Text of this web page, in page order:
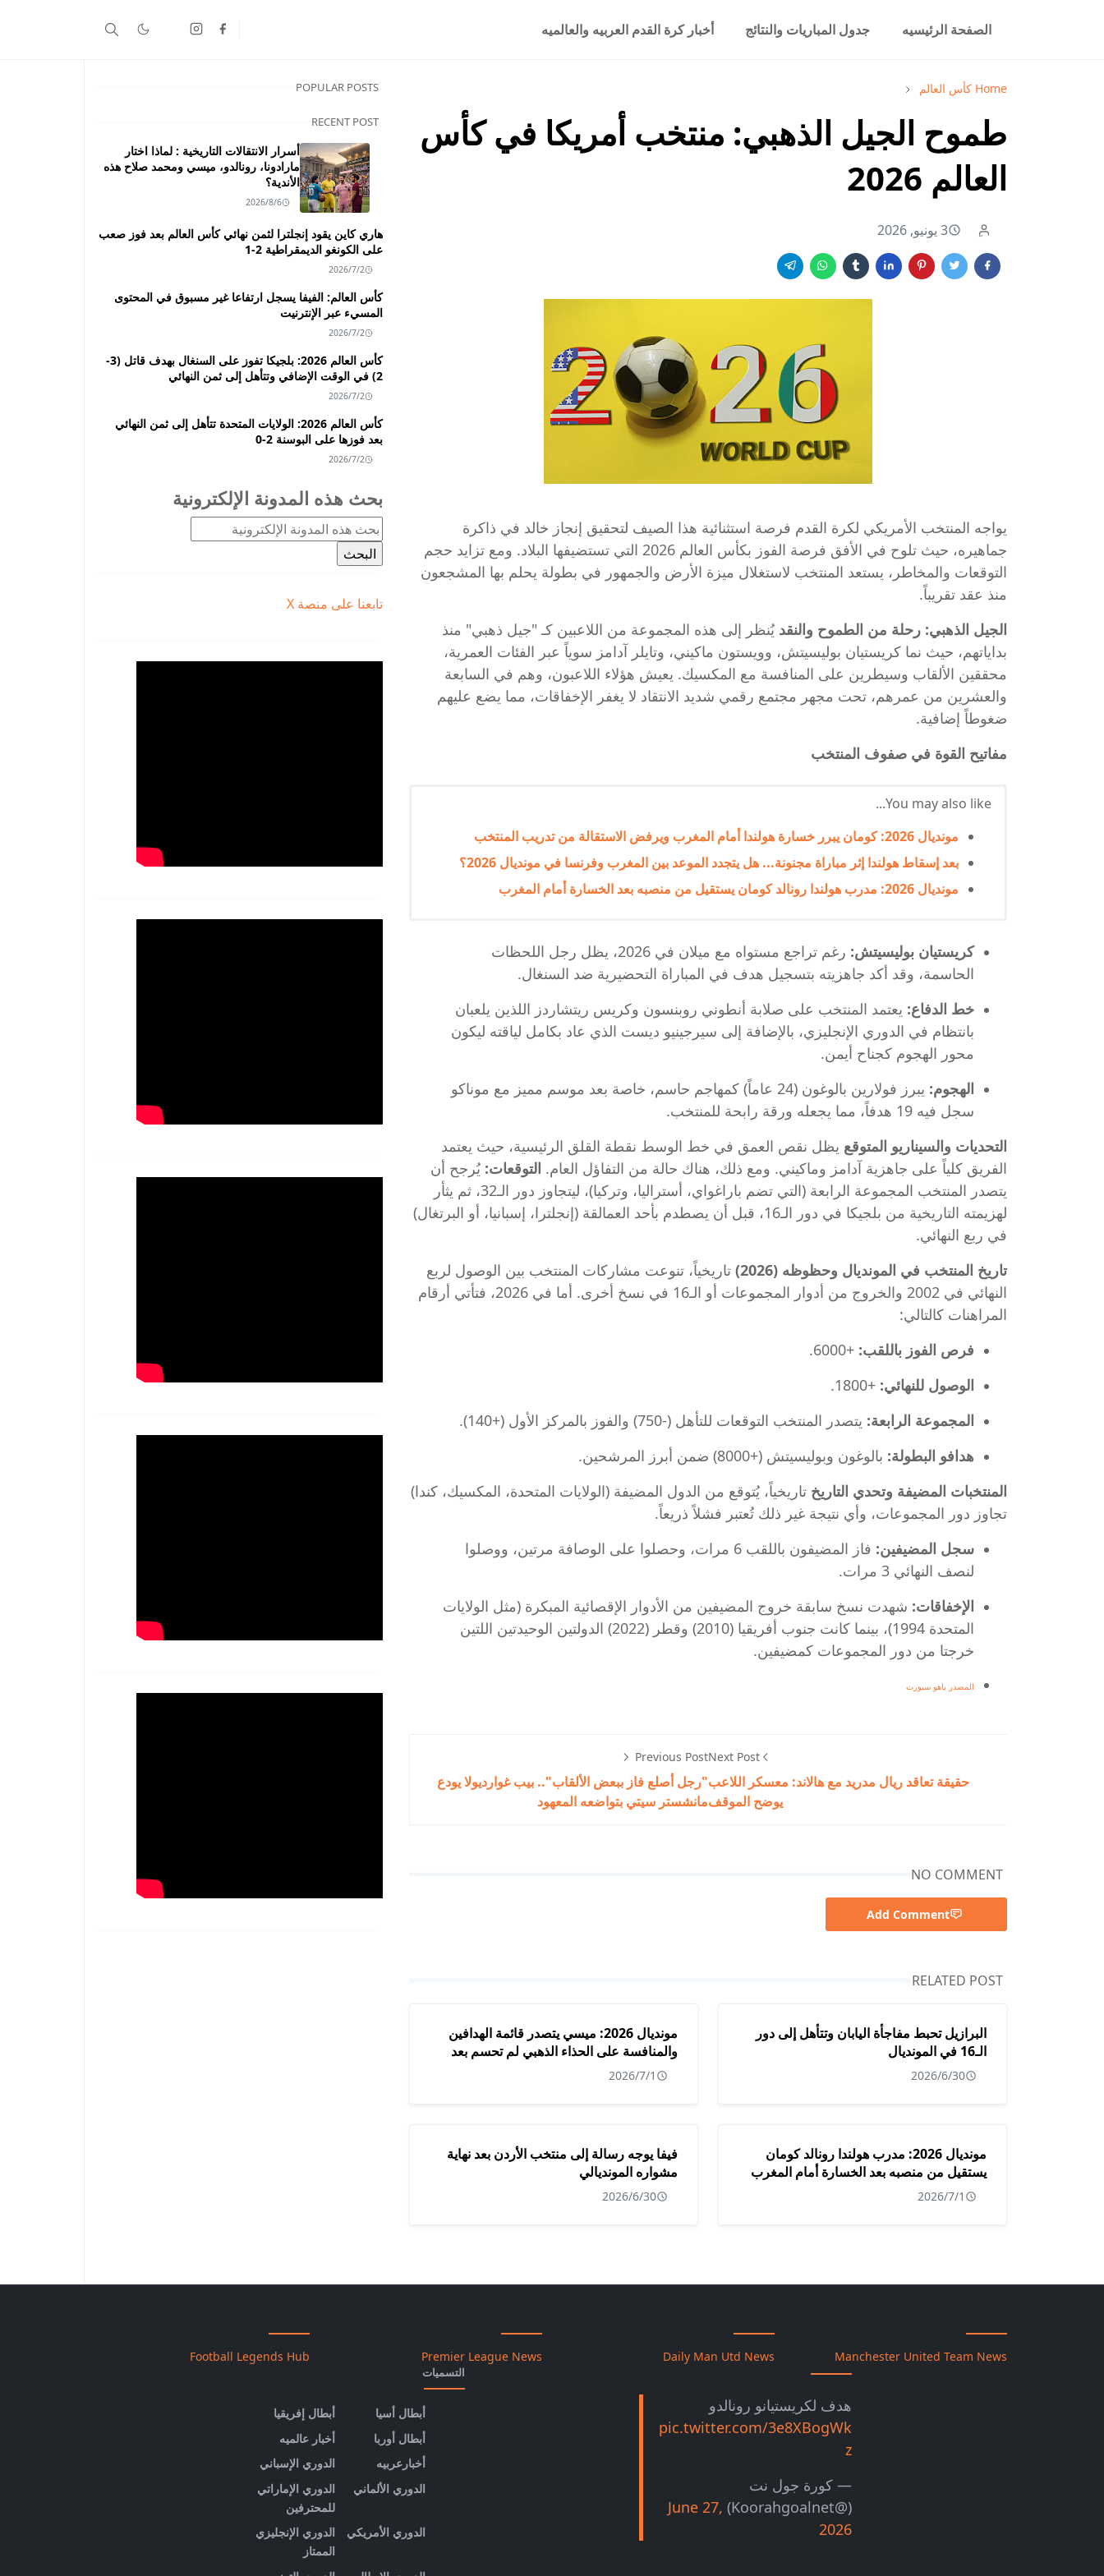
الصفحة الرئيسيه جدول المباريات والنتائج أخبار كرة القدم العربيه والعالميه
Home كأس العالم
طموح الجيل الذهبي: منتخب أمريكا في كأس
العالم 2026
3 يونيو, 2026
يواجه المنتخب الأمريكي لكرة القدم فرصة استثنائية هذا الصيف لتحقيق إنجاز خالد في ذاكرة
جماهيره، حيث تلوح في الأفق فرصة الفوز بكأس العالم 2026 التي تستضيفها البلاد. ومع تزايد حجم
التوقعات والمخاطر، يستعد المنتخب لاستغلال ميزة الأرض والجمهور في بطولة يحلم بها المشجعون
منذ عقد تقريباً.
الجيل الذهبي: رحلة من الطموح والنقد يُنظر إلى هذه المجموعة من اللاعبين كـ "جيل ذهبي" منذ
بداياتهم، حيث نما كريستيان بوليسيتش، وويستون ماكيني، وتايلر آدامز سوياً عبر الفئات العمرية،
محققين الألقاب وسيطرين على المنافسة مع المكسيك. يعيش هؤلاء اللاعبون، وهم في السابعة
والعشرين من عمرهم، تحت مجهر مجتمع رقمي شديد الانتقاد لا يغفر الإخفاقات، مما يضع عليهم
ضغوطاً إضافية.
مفاتيح القوة في صفوف المنتخب
You may also like...
مونديال 2026: كومان يبرر خسارة هولندا أمام المغرب ويرفض الاستقالة من تدريب المنتخب
بعد إسقاط هولندا إثر مباراة مجنونة... هل يتجدد الموعد بين المغرب وفرنسا في مونديال 2026؟
مونديال 2026: مدرب هولندا رونالد كومان يستقيل من منصبه بعد الخسارة أمام المغرب
كريستيان بوليسيتش:
رغم تراجع مستواه مع ميلان في 2026، يظل رجل اللحظات
الحاسمة، وقد أكد جاهزيته بتسجيل هدف في المباراة التحضيرية ضد السنغال.
خط الدفاع: يعتمد المنتخب على صلابة أنطوني روبنسون وكريس ريتشاردز اللذين يلعبان
بانتظام في الدوري الإنجليزي، بالإضافة إلى سيرجينيو ديست الذي عاد بكامل لياقته ليكون
محور الهجوم كجناح أيمن.
الهجوم:
يبرز فولارين بالوغون (24 عاماً) كمهاجم حاسم، خاصة بعد موسم مميز مع موناكو
سجل فيه 19 هدفاً، مما يجعله ورقة رابحة للمنتخب.
التحديات والسيناريو المتوقع يظل نقص العمق في خط الوسط نقطة القلق الرئيسية، حيث يعتمد
الفريق كلياً على جاهزية آدامز وماكيني. ومع ذلك، هناك حالة من التفاؤل العام. التوقعات: يُرجح أن
يتصدر المنتخب المجموعة الرابعة (التي تضم باراغواي، أستراليا، وتركيا)، ليتجاوز دور الـ32، ثم يثأر
لهزيمته التاريخية من بلجيكا في دور الـ16، قبل أن يصطدم بأحد العمالقة (إنجلترا، إسبانيا، أو البرتغال)
في ربع النهائي.
تاريخ المنتخب في المونديال وحظوظه (2026)
تاريخياً، تنوعت مشاركات المنتخب بين الوصول لربع
النهائي في 2002 والخروج من أدوار المجموعات أو الـ16 في نسخ أخرى. أما في 2026، فتأتي أرقام
المراهنات كالتالي:
فرص الفوز باللقب: +6000.
الوصول للنهائي: +1800.
المجموعة الرابعة: يتصدر المنتخب التوقعات للتأهل (-750) والفوز بالمركز الأول (+140).
هدافو البطولة: بالوغون وبوليسيتش (+8000) ضمن أبرز المرشحين.
المنتخبات المضيفة وتحدي التاريخ تاريخياً، يُتوقع من الدول المضيفة (الولايات المتحدة، المكسيك، كندا)
تجاوز دور المجموعات، وأي نتيجة غير ذلك تُعتبر فشلاً ذريعاً.
سجل المضيفين:
فاز المضيفون باللقب 6 مرات، وحصلوا على الوصافة مرتين، ووصلوا
لنصف النهائي 3 مرات.
الإخفاقات: شهدت نسخ سابقة خروج المضيفين من الأدوار الإقصائية المبكرة (مثل الولايات
المتحدة 1994)، بينما كانت جنوب أفريقيا (2010) وقطر (2022) الدولتين الوحيدتين اللتين
خرجتا من دور المجموعات كمضيفين.
المصدر ياهو سبورت
Next Post
حقيقة تعاقد ريال مدريد مع هالاند: معسكر اللاعب
يوضح الموقف
Previous Post
"رجل أصلع فاز ببعض الألقاب".. بيب غوارديولا يودع
مانشستر سيتي بتواضعه المعهود
NO COMMENT
Add Comment
RELATED POST
البرازيل تحبط مفاجأة اليابان وتتأهل إلى دور
الـ16 في المونديال
2026/6/30
مونديال 2026: ميسي يتصدر قائمة الهدافين
والمنافسة على الحذاء الذهبي لم تحسم بعد
2026/7/1
مونديال 2026: مدرب هولندا رونالد كومان
يستقيل من منصبه بعد الخسارة أمام المغرب
2026/7/1
فيفا يوجه رسالة إلى منتخب الأردن بعد نهاية
مشواره المونديالي
2026/6/30
POPULAR POSTS
RECENT POST
أسرار الانتقالات التاريخية : لماذا اختار
مارادونا، رونالدو، ميسي ومحمد صلاح هذه
الأندية؟
2026/8/6
هاري كاين يقود إنجلترا لثمن نهائي كأس العالم بعد فوز صعب
على الكونغو الديمقراطية 2-1
2026/7/2
كأس العالم: الفيفا يسجل ارتفاعا غير مسبوق في المحتوى
المسيء عبر الإنترنيت
2026/7/2
كأس العالم 2026: بلجيكا تفوز على السنغال بهدف قاتل (3-
2) في الوقت الإضافي وتتأهل إلى ثمن النهائي
2026/7/2
كأس العالم 2026: الولايات المتحدة تتأهل إلى ثمن النهائي
بعد فوزها على البوسنة 2-0
2026/7/2
بحث هذه المدونة الإلكترونية
تابعنا على منصة X
Manchester United Team News
Daily Man Utd News
Premier League News
Football Legends Hub
هدف لكريستيانو رونالدو
pic.twitter.com/3e8XBogWk
z
— كورة جول نت
(@Koorahgoalnet)
June 27,
2026
التسميات
أبطال أسيا
أبطال إفريقيا
أبطال أوربا
أخبار عالميه
أخبارعربيه
الدوري الإسباني
الدوري الألماني
الدوري الإماراتي
للمحترفين
الدوري الأمريكي
الدوري الإنجليزي
الممتاز